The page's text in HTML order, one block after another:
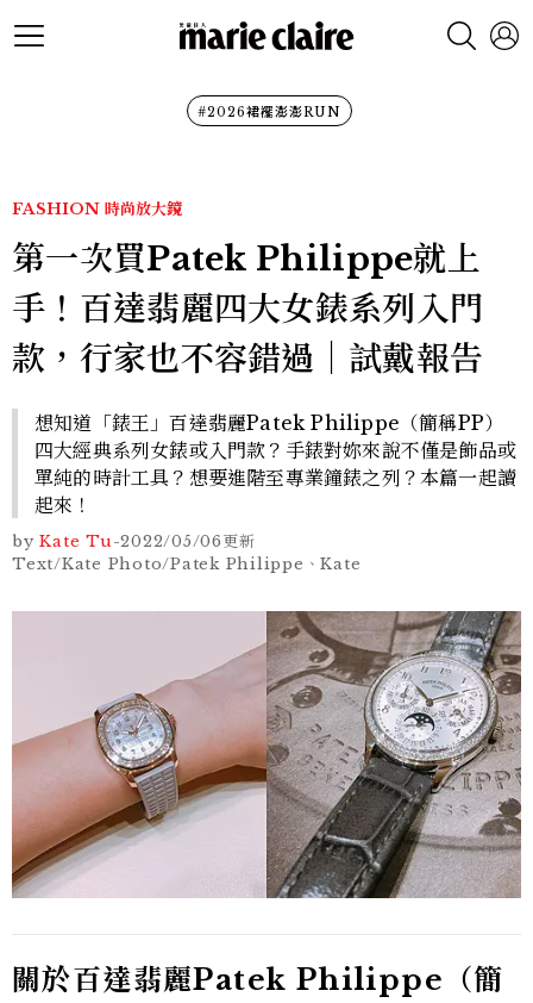
#2026裙襬澎澎RUN
FASHION 時尚放大鏡
第一次買Patek Philippe就上
手！百達翡麗四大女錶系列入門
款，行家也不容錯過│試戴報告
想知道「錶王」百達翡麗Patek Philippe（簡稱PP）
四大經典系列女錶或入門款？手錶對妳來說不僅是飾品或
單純的時計工具？想要進階至專業鐘錶之列？本篇一起讀
起來！
by Kate Tu-2022/05/06更新
Text/Kate Photo/Patek Philippe、Kate
關於百達翡麗Patek Philippe（簡